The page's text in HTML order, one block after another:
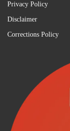
Privacy Policy
Disclaimer
Corrections Policy